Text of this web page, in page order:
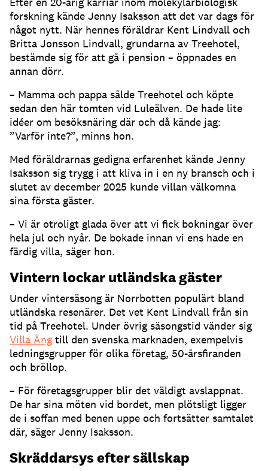
forskning kände Jenny Isaksson att det var dags för
något nytt. När hennes föräldrar Kent Lindvall och
Britta Jonsson Lindvall, grundarna av Treehotel,
bestämde sig för att gå i pension – öppnades en
annan dörr.
– Mamma och pappa sålde Treehotel och köpte
sedan den här tomten vid Luleälven. De hade lite
idéer om besöksnäring där och då kände jag:
”Varför inte?”, minns hon.
Med föräldrarnas gedigna erfarenhet kände Jenny
Isaksson sig trygg i att kliva in i en ny bransch och i
slutet av december 2025 kunde villan välkomna
sina första gäster.
– Vi är otroligt glada över att vi fick bokningar över
hela jul och nyår. De bokade innan vi ens hade en
färdig villa, säger hon.
Vintern lockar utländska gäster
Under vintersäsong är Norrbotten populärt bland
utländska resenärer. Det vet Kent Lindvall från sin
tid på Treehotel. Under övrig säsongstid vänder sig
Villa Äng till den svenska marknaden, exempelvis
ledningsgrupper för olika företag, 50-årsfiranden
och bröllop.
– För företagsgrupper blir det väldigt avslappnat.
De har sina möten vid bordet, men plötsligt ligger
de i soffan med benen uppe och fortsätter samtalet
där, säger Jenny Isaksson.
Skräddarsys efter sällskap